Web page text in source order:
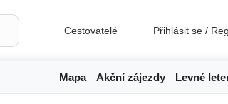
Cestovatelé Přihlásit se /
Mapa Akční zájezdy Levné